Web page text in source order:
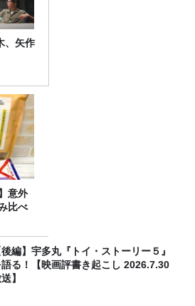
、矢作
意外
比べ
後編】宇多丸『トイ・ストーリー５』
語る！【映画評書き起こし 2026.7.30
】